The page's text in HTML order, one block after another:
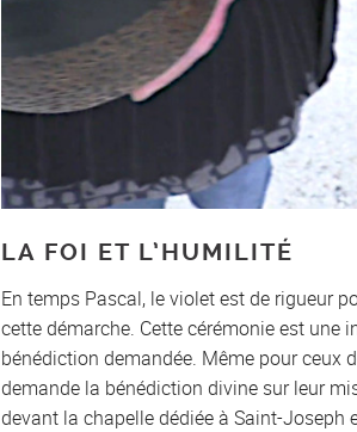
LA FOI ET L’HUMILITÉ
En temps Pascal, le violet est de rigueur
cette démarche. Cette cérémonie est une
bénédiction demandée. Même pour ceux
demande la bénédiction divine sur leur
devant la chapelle dédiée à Saint-Joseph